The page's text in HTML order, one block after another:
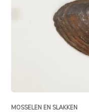
MOSSELEN EN SLAKKEN